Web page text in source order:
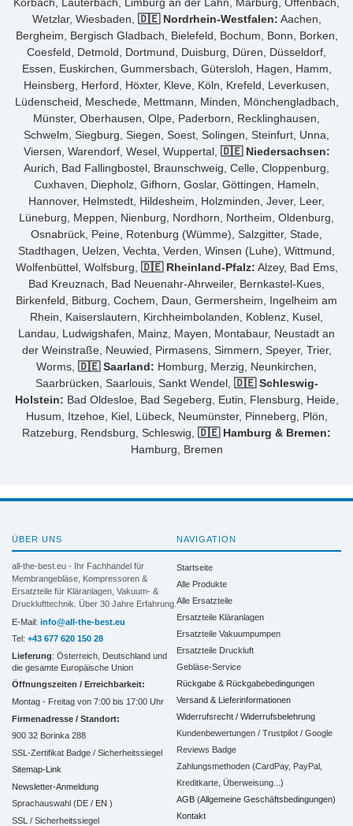
Wetzlar, Wiesbaden, 🇩🇪 Nordrhein-Westfalen: Aachen,
Bergheim, Bergisch Gladbach, Bielefeld, Bochum, Bonn, Borken,
Coesfeld, Detmold, Dortmund, Duisburg, Düren, Düsseldorf,
Essen, Euskirchen, Gummersbach, Gütersloh, Hagen, Hamm,
Heinsberg, Herford, Höxter, Kleve, Köln, Krefeld, Leverkusen,
Lüdenscheid, Meschede, Mettmann, Minden, Mönchengladbach,
Münster, Oberhausen, Olpe, Paderborn, Recklinghausen,
Schwelm, Siegburg, Siegen, Soest, Solingen, Steinfurt, Unna,
Viersen, Warendorf, Wesel, Wuppertal, 🇩🇪 Niedersachsen:
Aurich, Bad Fallingbostel, Braunschweig, Celle, Cloppenburg,
Cuxhaven, Diepholz, Gifhorn, Goslar, Göttingen, Hameln,
Hannover, Helmstedt, Hildesheim, Holzminden, Jever, Leer,
Lüneburg, Meppen, Nienburg, Nordhorn, Northeim, Oldenburg,
Osnabrück, Peine, Rotenburg (Wümme), Salzgitter, Stade,
Stadthagen, Uelzen, Vechta, Verden, Winsen (Luhe), Wittmund,
Wolfenbüttel, Wolfsburg, 🇩🇪 Rheinland-Pfalz: Alzey, Bad Ems,
Bad Kreuznach, Bad Neuenahr-Ahrweiler, Bernkastel-Kues,
Birkenfeld, Bitburg, Cochem, Daun, Germersheim, Ingelheim am
Rhein, Kaiserslautern, Kirchheimbolanden, Koblenz, Kusel,
Landau, Ludwigshafen, Mainz, Mayen, Montabaur, Neustadt an
der Weinstraße, Neuwied, Pirmasens, Simmern, Speyer, Trier,
Worms, 🇩🇪 Saarland: Homburg, Merzig, Neunkirchen,
Saarbrücken, Saarlouis, Sankt Wendel, 🇩🇪 Schleswig-
Holstein: Bad Oldesloe, Bad Segeberg, Eutin, Flensburg, Heide,
Husum, Itzehoe, Kiel, Lübeck, Neumünster, Pinneberg, Plön,
Ratzeburg, Rendsburg, Schleswig, 🇩🇪 Hamburg & Bremen:
Hamburg, Bremen
ÜBER UNS
all-the-best.eu - Ihr Fachhandel für
Membrangebläse, Kompressoren &
Ersatzteile für Kläranlagen, Vakuum- &
Drucklufttechnik. Über 30 Jahre Erfahrung.
E-Mail: info@all-the-best.eu
Tel: +43 677 620 150 28
Lieferung: Österreich, Deutschland und
die gesamte Europäische Union
Öffnungszeiten / Erreichbarkeit:
Montag - Freitag von 7:00 bis 17:00 Uhr
Firmenadresse / Standort:
900 32 Borinka 288
SSL-Zertifikat Badge / Sicherheitssiegel
Sitemap-Link
Newsletter-Anmeldung
Sprachauswahl (DE / EN )
SSL / Sicherheitssiegel
NAVIGATION
Startseite
Alle Produkte
Alle Ersatzteile
Ersatzteile Kläranlagen
Ersatzteile Vakuumpumpen
Ersatzteile Druckluft
Gebläse-Service
Rückgabe & Rückgabebedingungen
Versand & Lieferinformationen
Widerrufsrecht / Widerrufsbelehrung
Kundenbewertungen / Trustpilot / Google
Reviews Badge
Zahlungsmethoden (CardPay, PayPal,
Kreditkarte, Überweisung...)
AGB (Allgemeine Geschäftsbedingungen)
Kontakt